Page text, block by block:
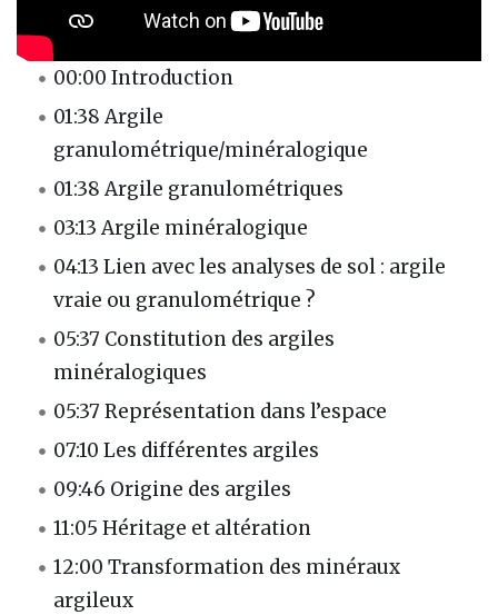
00:00 Introduction
01:38 Argile
granulométrique/minéralogique
01:38 Argile granulométriques
03:13 Argile minéralogique
04:13 Lien avec les analyses de sol : argile
vraie ou granulométrique ?
05:37 Constitution des argiles
minéralogiques
05:37 Représentation dans l’espace
07:10 Les différentes argiles
09:46 Origine des argiles
11:05 Héritage et altération
12:00 Transformation des minéraux
argileux